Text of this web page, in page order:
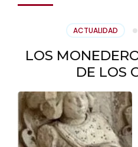
ACTUALIDAD
LOS
DE LOS